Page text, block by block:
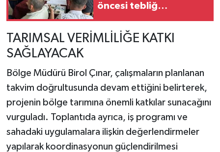
öncesi tebliğ
TARIMSAL VERİMLİLİĞE KATKI
SAĞLAYACAK
Bölge Müdürü Birol Çınar, çalışmaların planlanan
takvim doğrultusunda devam ettiğini belirterek,
projenin bölge tarımına önemli katkılar sunacağını
vurguladı. Toplantıda ayrıca, iş programı ve
sahadaki uygulamalara ilişkin değerlendirmeler
yapılarak koordinasyonun güçlendirilmesi